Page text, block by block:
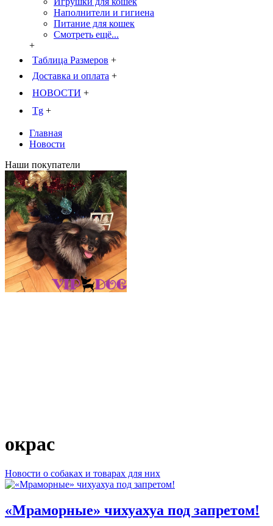
Наполнители и гигиена
Питание для кошек
Смотреть ещё...
+
Таблица Размеров +
Доставка и оплата +
НОВОСТИ +
Tg +
Главная
Новости
Наши покупатели
окрас
Новости о собаках и товарах для них
«Мраморные» чихуахуа под запретом!